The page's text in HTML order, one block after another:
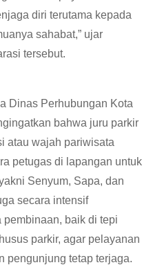
diri terutama kepada
sahabat,” ujar
tersebut.
Dinas Perhubungan Kota
bahwa juru parkir
atau wajah pariwisata
petugas di lapangan untuk
Senyum, Sapa, dan
secara intensif
baik di tepi
parkir, agar pelayanan
pengunjung tetap terjaga.